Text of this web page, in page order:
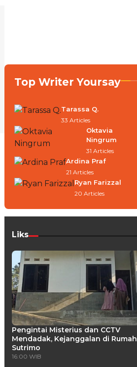
Top Writer Yoursay
Tarassa Q.
33 Articles
Oktavia
Ningrum
31 Articles
Ardina Praf
21 Articles
Ryan Farizzal
20 Articles
Liks
Pengintai Misterius dan CCTV
Mendadak, Kejanggalan di Rumah
Sutrimo
16:00 WIB